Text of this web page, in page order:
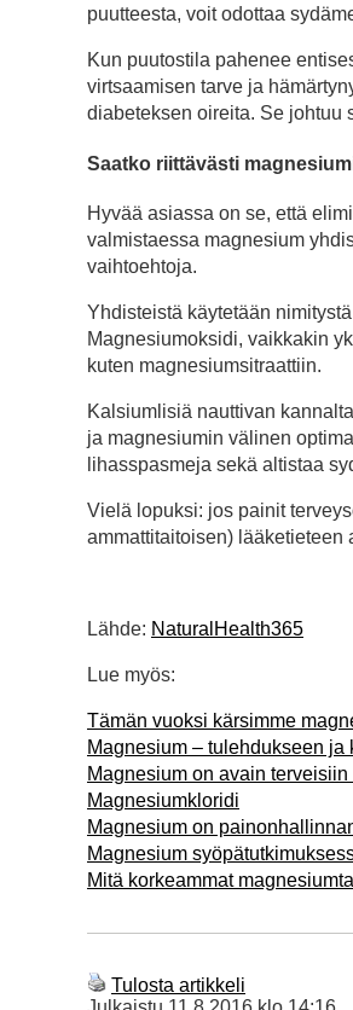
puutteesta, voit odottaa
Kun puutostila pahenee
virtsaamisen tarve ja
diabeteksen oireita. Se johtuu
Saatko riittävästi
Hyvää asiassa on se, että
valmistaessa magnesium
vaihtoehtoja.
Yhdisteistä käytetään
Magnesiumoksidi, vaikkakin
kuten magnesiumsitraattiin.
Kalsiumlisiä nauttivan
ja magnesiumin välinen
lihasspasmeja sekä altistaa
Vielä lopuksi: jos painit
ammattitaitoisen) lääketieteen
Lähde: NaturalHealth365
Lue myös:
Tämän vuoksi kärsimme
Magnesium – tulehdukseen ja
Magnesium on avain
Magnesiumkloridi
Magnesium on
Magnesium
Mitä korkeammat
Tulosta artikkeli